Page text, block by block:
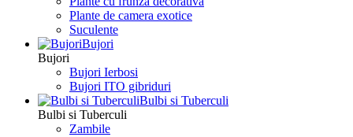
Plante de camera exotice
Suculente
Bujori
Bujori
Bujori Ierbosi
Bujori ITO gibriduri
Bulbi si Tuberculi
Bulbi si Tuberculi
Zambile